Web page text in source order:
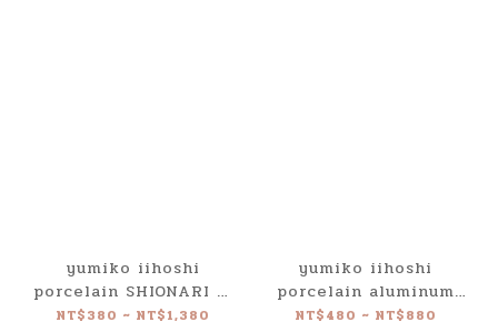
yumiko iihoshi
porcelain SHIONARI 弧
形多用盤 日本製
NT$380 ~ NT$1,380
yumiko iihoshi
porcelain aluminum
tray 圓形雙耳托盤 日本製
NT$480 ~ NT$880